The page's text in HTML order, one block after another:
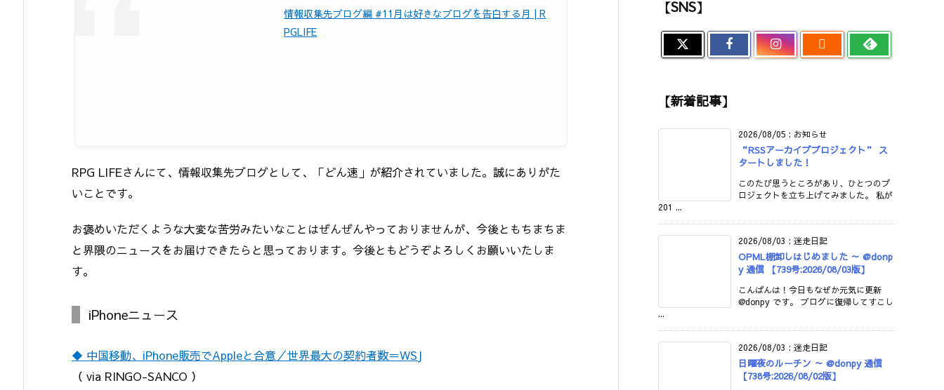
情報収集先ブログ編 #11月は好きなブログを告白する月 | R
PGLIFE
RPG LIFEさんにて、情報収集先ブログとして、「どん速」が紹介されていました。誠にありがた
いことです。
お褒めいただくような大変な苦労みたいなことはぜんぜんやっておりませんが、今後ともちまちま
と界隈のニュースをお届けできたらと思っております。今後ともどうぞよろしくお願いいたしま
す。
iPhoneニュース
◆ 中国移動、iPhone販売でAppleと合意／世界最大の契約者数＝WSJ
（ via RINGO-SANCO ）
【SNS】

【新着記事】
2026/08/05 : お知らせ
“RSSアーカイブプロジェクト” ス
タートしました！
このたび思うところがあり、ひとつのプ
ロジェクトを立ち上げてみました。 私が
201 ...
2026/08/03 : 迷走日記
OPML棚卸しはじめました ～ @donp
y 通信 【739号:2026/08/03版】
こんばんは！今日もなぜか元気に更新
@donpy です。 ブログに復帰してすこし
...
2026/08/03 : 迷走日記
日曜夜のルーチン ～ @donpy 通信
【738号:2026/08/02版】